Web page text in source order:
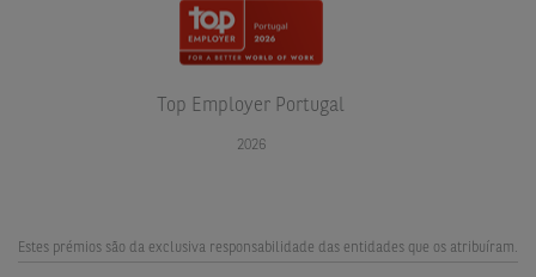
Top Employer Portugal
2026
Estes prémios são da exclusiva responsabilidade das entidades que os atribuíram.